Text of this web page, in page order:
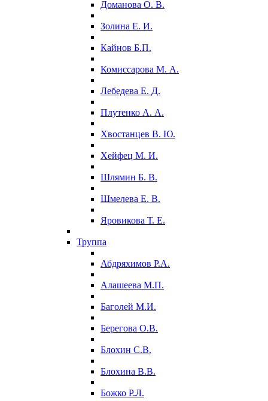
Доманова О. В.
Золина Е. И.
Кайнов Б.П.
Комиссарова М. А.
Лебедева Е. Д.
Плутенко А. А.
Хвостанцев В. Ю.
Хейфец М. И.
Шлямин Б. В.
Шмелева Е. В.
Яровикова Т. Е.
Труппа
Абдряхимов Р.А.
Алашеева М.П.
Баголей М.И.
Берегова О.В.
Блохин С.В.
Блохина В.В.
Божко Р.Л.